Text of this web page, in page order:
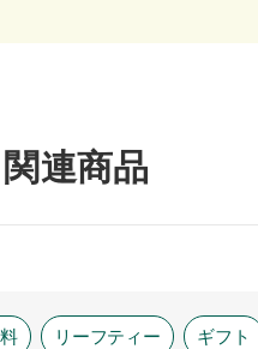
関連商品
リーフティー ギフト